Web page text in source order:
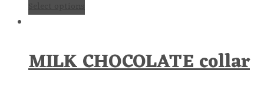
MILK CHOCOLATE collar